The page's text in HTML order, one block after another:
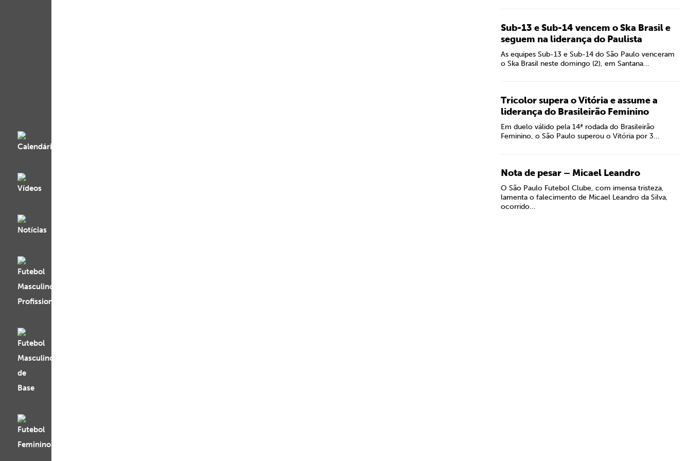
Sub-13 e Sub-14 vencem o Ska Brasil e
seguem na liderança do Paulista
As equipes Sub-13 e Sub-14 do São Paulo venceram
o Ska Brasil neste domingo (2), em Santana...
Tricolor supera o Vitória e assume a
liderança do Brasileirão Feminino
Em duelo válido pela 14ª rodada do Brasileirão
Feminino, o São Paulo superou o Vitória por 3...
Nota de pesar – Micael Leandro
O São Paulo Futebol Clube, com imensa tristeza,
lamenta o falecimento de Micael Leandro da Silva,
ocorrido...